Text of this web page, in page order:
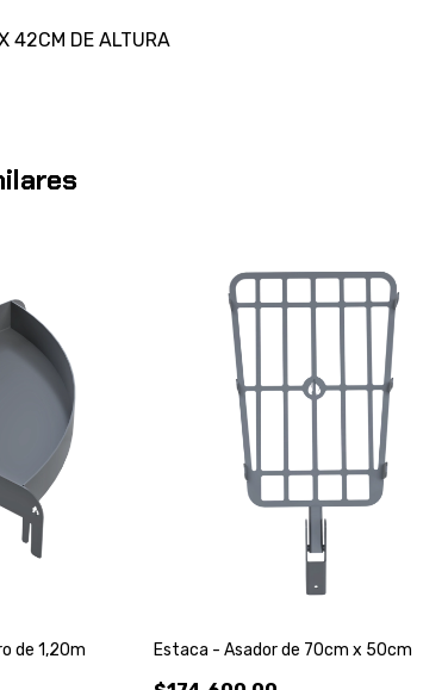
42CM DE ALTURA
de 1,20m Estaca - Asador de 70cm x 50cm